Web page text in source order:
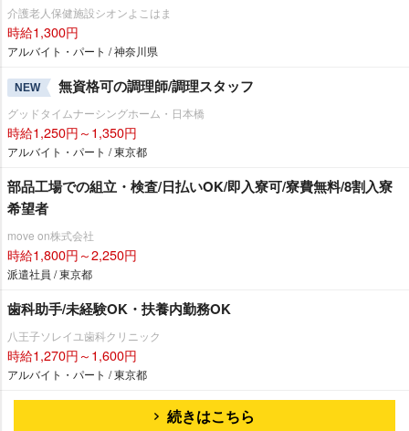
介護老人保健施設シオンよこはま
時給1,300円
アルバイト・パート / 神奈川県
NEW 無資格可の調理師/調理スタッフ
グッドタイムナーシングホーム・日本橋
時給1,250円～1,350円
アルバイト・パート / 東京都
部品工場での組立・検査/日払いOK/即入寮可/寮費無料/8割入寮
希望者
move on株式会社
時給1,800円～2,250円
派遣社員 / 東京都
歯科助手/未経験OK・扶養内勤務OK
八王子ソレイユ歯科クリニック
時給1,270円～1,600円
アルバイト・パート / 東京都
続きはこちら